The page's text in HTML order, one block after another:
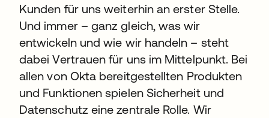
Kunden für uns weiterhin an erster Stelle.
Und immer – ganz gleich, was wir
entwickeln und wie wir handeln – steht
dabei Vertrauen für uns im Mittelpunkt. Bei
allen von Okta bereitgestellten Produkten
und Funktionen spielen Sicherheit und
Datenschutz eine zentrale Rolle. Wir